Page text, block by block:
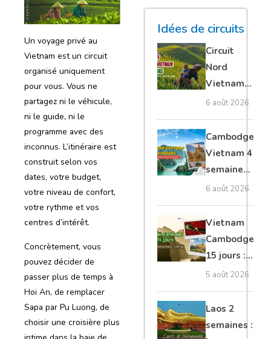
Un voyage privé au
Vietnam est un circuit
organisé uniquement
pour vous. Vous ne
partagez ni le véhicule,
ni le guide, ni le
programme avec des
inconnus. L’itinéraire est
construit selon vos
dates, votre budget,
votre niveau de confort,
votre rythme et vos
centres d’intérêt.
Concrètement, vous
pouvez décider de
passer plus de temps à
Hoi An, de remplacer
Sapa par Pu Luong, de
choisir une croisière plus
visite ?
Idées de circuits
Circuit
Nord
Vietnam
15 jours :
Ha Giang
loop en
moto, Ninh
Binh, Lan
6 août 2026
Cambodge
Vietnam 4
semaines :
Angkor,
Tonkin
secret &
Mékong
6 août 2026
Vietnam
Cambodge
15 jours :
Hanoi,
Mékong,
Angkor,
Tonlé Sap
5 août 2026
Laos 2
semaines :